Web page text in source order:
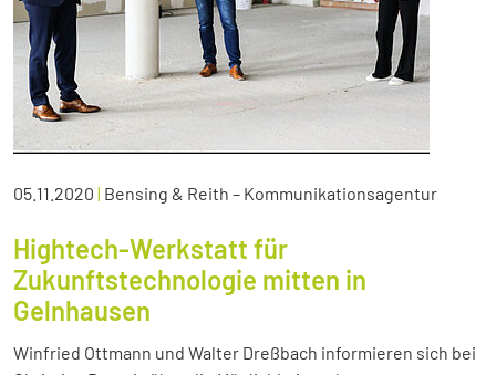
05.11.2020 | Bensing & Reith – Kommunikationsagentur
Hightech-Werkstatt für
Zukunftstechnologie mitten in
Gelnhausen
Winfried Ottmann und Walter Dreßbach informieren sich bei